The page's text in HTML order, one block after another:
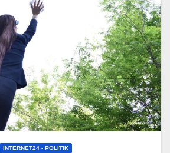
INTERNET24 - POLITIK